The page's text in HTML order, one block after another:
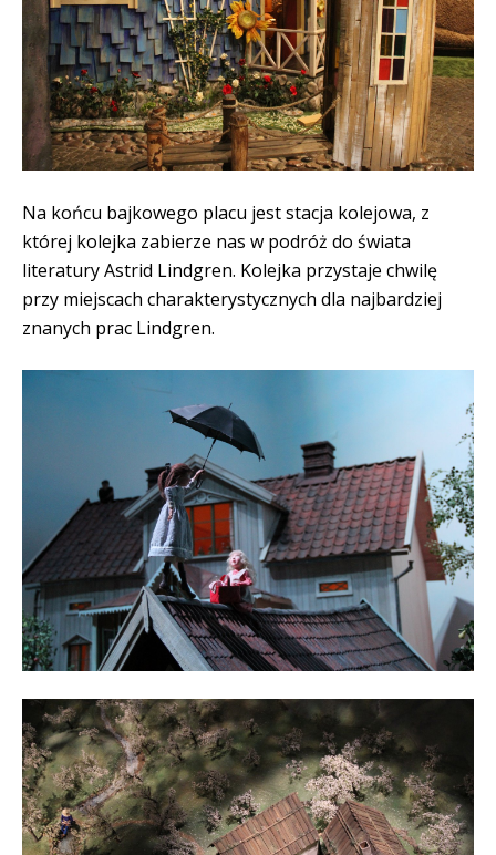
Na końcu bajkowego placu jest stacja kolejowa, z
której kolejka zabierze nas w podróż do świata
literatury Astrid Lindgren. Kolejka przystaje chwilę
przy miejscach charakterystycznych dla najbardziej
znanych prac Lindgren.